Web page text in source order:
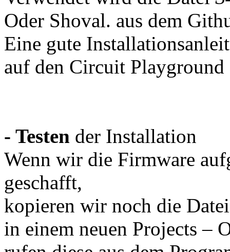
Oder Shoval. aus dem
Eine gute
auf den Circuit Playground
- Testen der Installation
Wenn wir die Firmware
geschafft,
kopieren wir noch die
in einem neuen Projects –